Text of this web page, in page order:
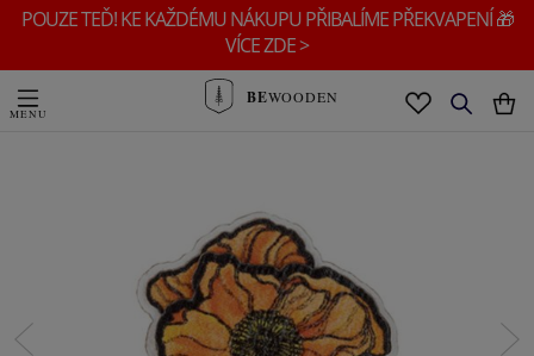
POUZE TEĎ! KE KAŽDÉMU NÁKUPU PŘIBALÍME PŘEKVAPENÍ 🎁
VÍCE ZDE >
BEWOODEN